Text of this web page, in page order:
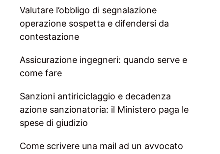
Valutare l’obbligo di segnalazione
operazione sospetta e difendersi da
contestazione
Assicurazione ingegneri: quando serve e
come fare
Sanzioni antiriciclaggio e decadenza
azione sanzionatoria: il Ministero paga le
spese di giudizio
Come scrivere una mail ad un avvocato